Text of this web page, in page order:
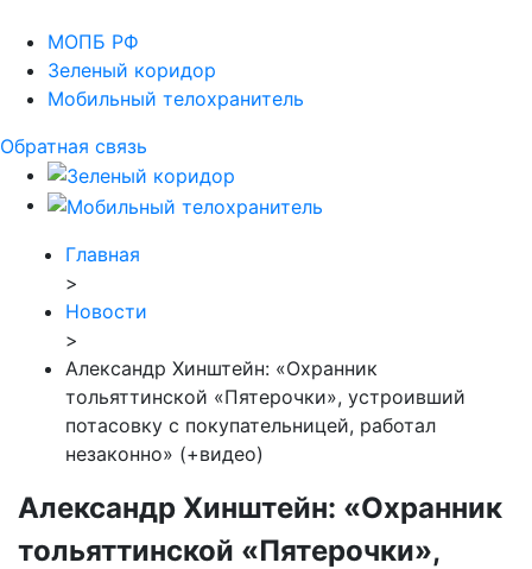
МОПБ РФ
Зеленый коридор
Мобильный телохранитель
Обратная связь
Главная
>
Новости
>
Александр Хинштейн: «Охранник
тольяттинской «Пятерочки», устроивший
потасовку с покупательницей, работал
незаконно» (+видео)
Александр Хинштейн: «Охранник
тольяттинской «Пятерочки»,